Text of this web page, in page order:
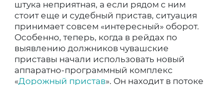
штука неприятная, а если рядом с ним
стоит еще и судебный пристав, ситуация
принимает совсем «интересный» оборот.
Особенно, теперь, когда в рейдах по
выявлению должников чувашские
приставы начали использовать новый
аппаратно-программный комплекс
«Дорожный пристав». Он находит в потоке